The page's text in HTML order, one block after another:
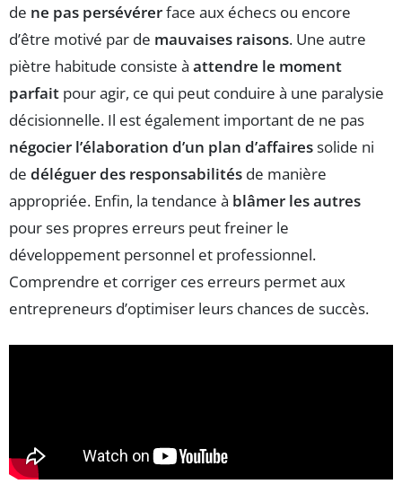
de ne pas persévérerface aux échecs ou encore
d’être motivé par de mauvaises raisons. Une autre
piètre habitude consiste à attendre le moment
parfait pour agir, ce qui peut conduire à une paralysie
décisionnelle. Il est également important de ne pas
négocier l’élaboration d’un plan d’affairessolide ni
de déléguer des responsabilités de manière
appropriée. Enfin, la tendance à blâmer les autres
pour ses propres erreurs peut freiner le
développement personnel et professionnel.
Comprendre et corriger ces erreurs permet aux
entrepreneurs d’optimiser leurs chances de succès.